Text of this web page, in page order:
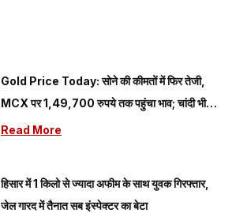
Gold Price Today: सोने की कीमतों में फिर तेजी,
MCX पर 1,49,700 रुपये तक पहुंचा भाव; चांदी भी
चमकी
Read More
हिसार में 1 किलो से ज्यादा अफीम के साथ युवक गिरफ्तार,
जेल गारद में तैनात सब इंस्पेक्टर का बेटा